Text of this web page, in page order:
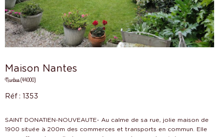
Maison Nantes
Nantes (44000)
Réf : 1353
SAINT DONATIEN-NOUVEAUTE- Au calme de sa rue, jolie maison de
1900 située à 200m des commerces et transports en commun. Elle